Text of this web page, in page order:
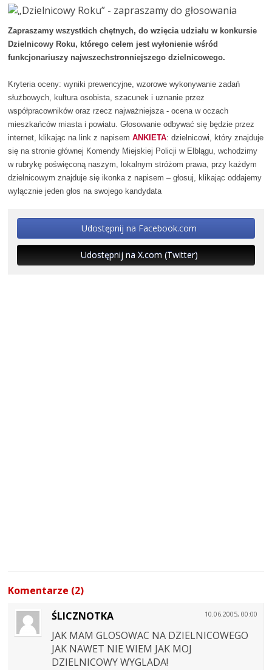
Zapraszamy wszystkich chętnych, do wzięcia udziału w konkursie
Dzielnicowy Roku, którego celem jest wyłonienie wśród
funkcjonariuszy najwszechstronniejszego dzielnicowego.
Kryteria oceny: wyniki prewencyjne, wzorowe wykonywanie zadań
służbowych, kultura osobista, szacunek i uznanie przez
współpracowników oraz rzecz najważniejsza - ocena w oczach
mieszkańców miasta i powiatu. Głosowanie odbywać się będzie przez
internet, klikając na link z napisem ANKIETA: dzielnicowi, który znajduje
się na stronie głównej Komendy Miejskiej Policji w Elblągu, wchodzimy
w rubrykę poświęconą naszym, lokalnym stróżom prawa, przy każdym
dzielnicowym znajduje się ikonka z napisem – głosuj, klikając oddajemy
wyłącznie jeden głos na swojego kandydata
Udostępnij na Facebook.com
Udostępnij na X.com (Twitter)
Komentarze (2)
10.06.2005, 00:00
ŚLICZNOTKA
JAK MAM GLOSOWAC NA DZIELNICOWEGO
JAK NAWET NIE WIEM JAK MOJ
DZIELNICOWY WYGLADA!